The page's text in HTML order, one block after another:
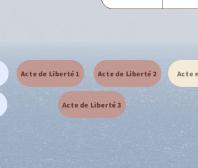
Acte de Liberté 1 Acte de Liberté 2
Acte de Liberté 3
Acte